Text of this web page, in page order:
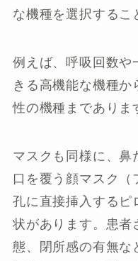
な機種を選択するこ
例えば、呼吸回数や
きる高機能な機種
性の機種までありま
マスクも同様に、鼻
口を覆う顔マスク（
孔に直接挿入するピ
状があります。患者
態、閉所感の有無な